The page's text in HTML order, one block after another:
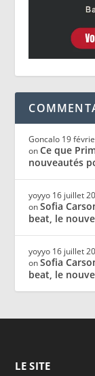
Goncalo 19
onCe que
nouveautés
yoyyo 16 juillet
onSofia
beat, le
yoyyo 16 juillet
onSofia
beat, le
LE SITE